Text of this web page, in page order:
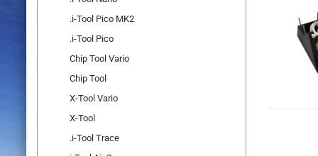
.i-Tool Pico MK2
.i-Tool Pico
Chip Tool Vario
Chip Tool
X-Tool Vario
X-Tool
.i-Tool Trace